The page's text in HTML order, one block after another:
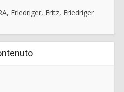
Friedriger, Fritz, Friedriger